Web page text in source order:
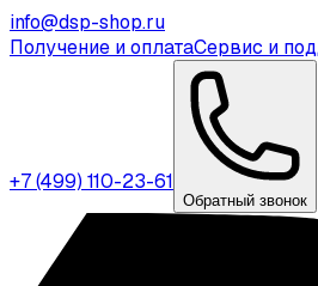
info@dsp-shop.ru
Получение и оплатаСервис и
+7 (499) 110-23-61
Обратный звонок